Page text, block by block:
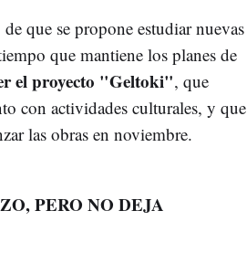
que se propone estudiar nuevas
que mantiene los planes de
el proyecto "Geltoki", que
con actividades culturales, y que
las obras en noviembre.
PERO NO DEJA